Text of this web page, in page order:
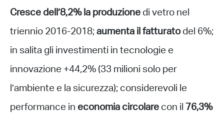
Cresce dell’8,2% la produzione di vetro nel
triennio 2016-2018; aumenta il fatturato del 6%;
in salita gli investimenti in tecnologie e
innovazione +44,2% (33 milioni solo per
l’ambiente e la sicurezza); considerevoli le
performance in economia circolare con il 76,3%